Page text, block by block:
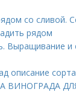
со сливой.
рядом
Выращивание и
описание
ВИНОГРАДА